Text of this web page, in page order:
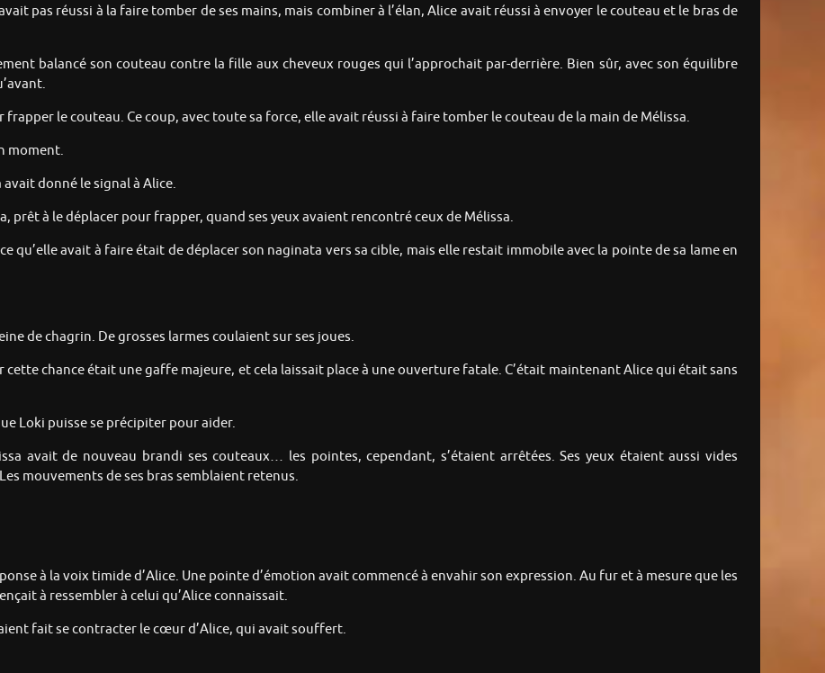
pas réussi à la faire tomber de ses mains, mais combiner à l’élan, Alice avait réussi à envoyer le couteau et le bras de
balancé son couteau contre la fille aux cheveux rouges qui l’approchait par-derrière. Bien sûr, avec son équilibre
le couteau. Ce coup, avec toute sa force, elle avait réussi à faire tomber le couteau de la main de Mélissa.
moment.
donné le signal à Alice.
prêt à le déplacer pour frapper, quand ses yeux avaient rencontré ceux de Mélissa.
qu’elle avait à faire était de déplacer son naginata vers sa cible, mais elle restait immobile avec la pointe de sa lame en
de chagrin. De grosses larmes coulaient sur ses joues.
chance était une gaffe majeure, et cela laissait place à une ouverture fatale. C’était maintenant Alice qui était sans
Loki puisse se précipiter pour aider.
avait de nouveau brandi ses couteaux… les pointes, cependant, s’étaient arrêtées. Ses yeux étaient aussi vides
mouvements de ses bras semblaient retenus.
à la voix timide d’Alice. Une pointe d’émotion avait commencé à envahir son expression. Au fur et à mesure que les
à ressembler à celui qu’Alice connaissait.
fait se contracter le cœur d’Alice, qui avait souffert.